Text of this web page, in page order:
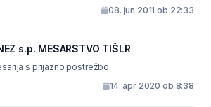
08. jun 2011 ob 22:33
s.p. MESARSTVO TIŠLR
s prijazno postrežbo.
14. apr 2020 ob 8:38